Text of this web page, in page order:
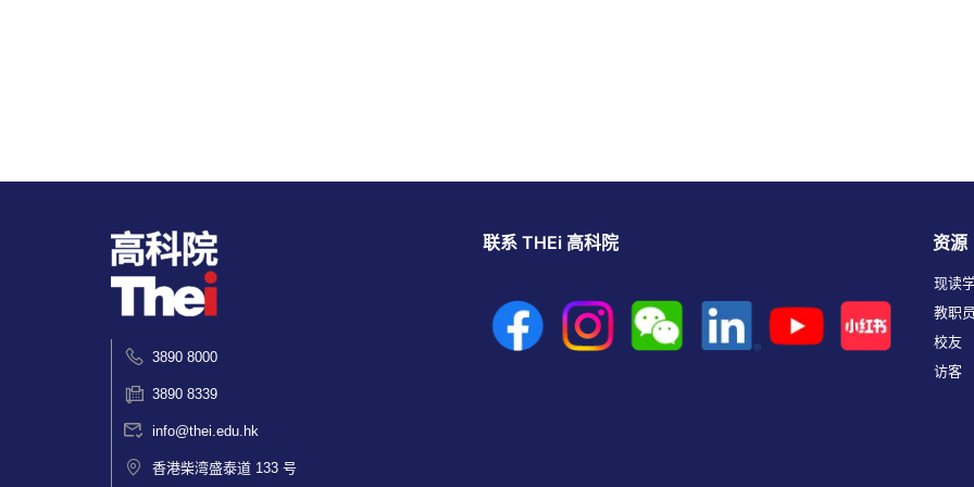
3890 8000
3890 8339
info@thei.edu.hk
香港柴湾盛泰道 133 号
联系 THEi 高科院 资源
现读
教职
校友
访客